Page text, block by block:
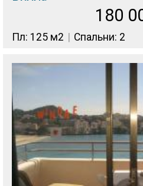
180
Пл: 125 м2 Спальни: 2